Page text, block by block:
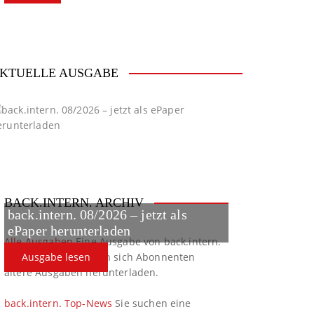
AUSGABE
back.intern. 08/2026 – jetzt als
ePaper herunterladen
Ausgabe lesen
BACK.INTERN. ARCHIV
Alle AusgabenEine Ausgabe von back.intern.
verpasst? Hier können sich Abonnenten
ältere Ausgaben herunterladen.
back.intern. Top-News Sie suchen eine